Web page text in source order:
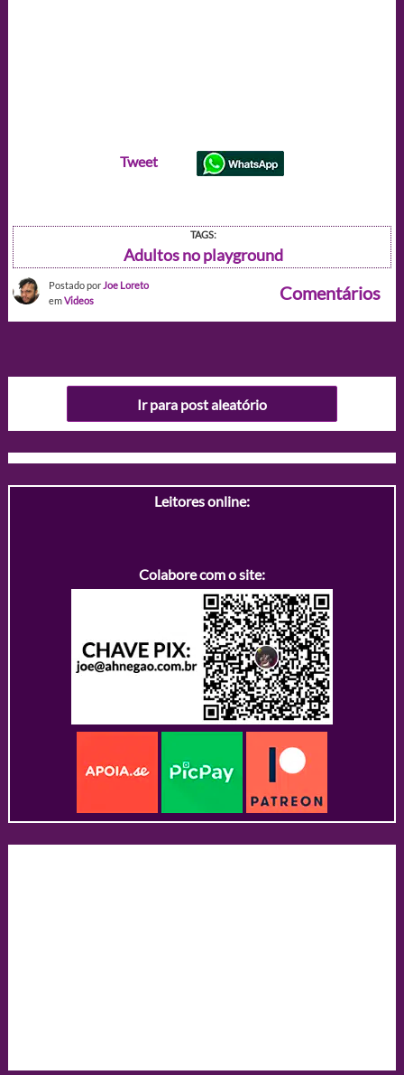
Tweet
TAGS:
Adultos no playground
Postado por Joe Loreto
emVideos Comentários
Ir para post aleatório
Leitores online:
Colabore com o site: